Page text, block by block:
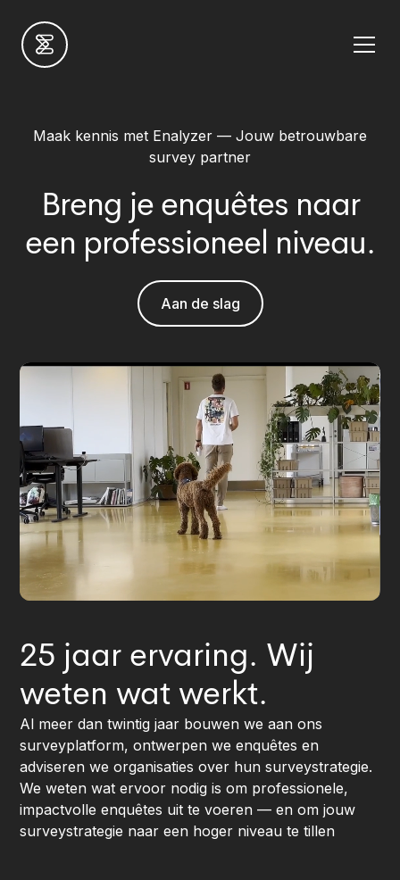
Maak kennis met Enalyzer — Jouw betrouwbare
survey partner
Breng je enquêtes naar
een professioneel niveau.
Aan de slag
25 jaar ervaring. Wij
weten wat werkt.
Al meer dan twintig jaar bouwen we aan ons
surveyplatform, ontwerpen we enquêtes en
adviseren we organisaties over hun surveystrategie.
We weten wat ervoor nodig is om professionele,
impactvolle enquêtes uit te voeren — en om jouw
surveystrategie naar een hoger niveau te tillen